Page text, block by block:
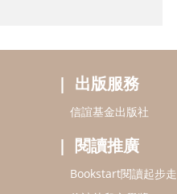
出版服務
信誼基金出版社
閱讀推廣
Bookstart閱讀起步走